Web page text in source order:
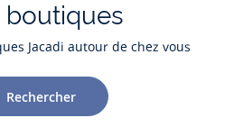
boutiques
Jacadi autour de chez vous
Rechercher